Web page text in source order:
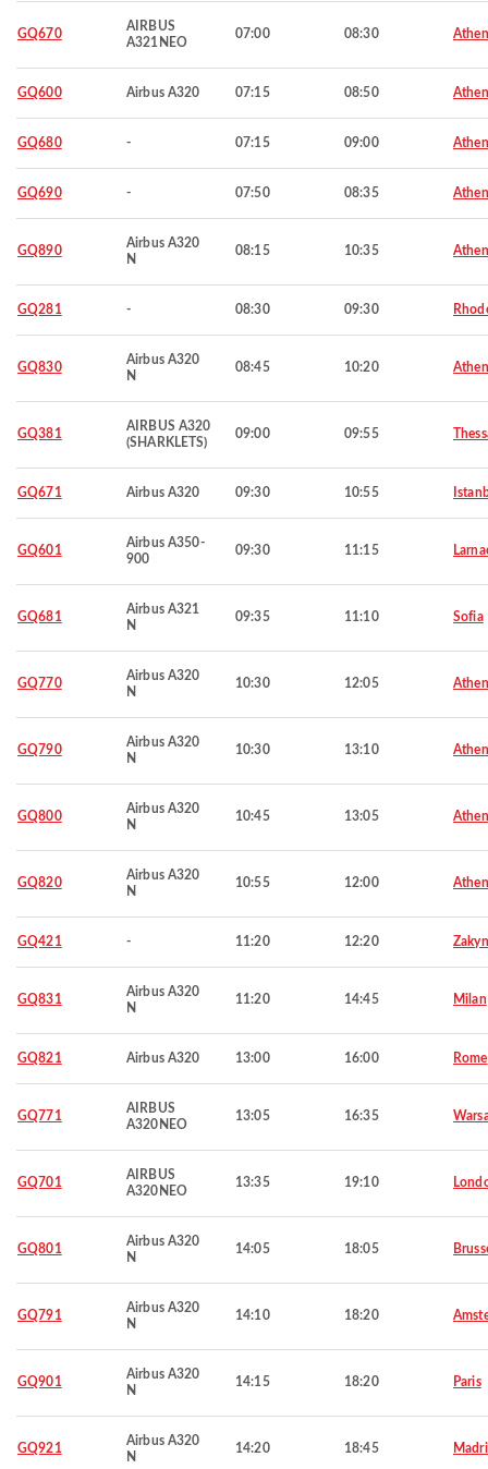
GQ670
AIRBUS
A321NEO
07:00 08:30
GQ600 Airbus A320 07:15 08:50
GQ680 - 07:15 09:00
GQ690 - 07:50 08:35
GQ890
Airbus A320
N
08:15 10:35
GQ281 - 08:30 09:30
GQ830
Airbus A320
N
08:45 10:20
GQ381
AIRBUS A320
(SHARKLETS)
09:00 09:55
GQ671 Airbus A320 09:30 10:55
GQ601
Airbus A350-
900
09:30 11:15
GQ681
Airbus A321
N
09:35 11:10 Sofia
GQ770
Airbus A320
N
10:30 12:05
GQ790
Airbus A320
N
10:30 13:10
GQ800
Airbus A320
N
10:45 13:05
GQ820
Airbus A320
N
10:55 12:00
GQ421 - 11:20 12:20
GQ831
Airbus A320
N
11:20 14:45 Milan
GQ821 Airbus A320 13:00 16:00 Rome
GQ771
AIRBUS
A320NEO
13:05 16:35
GQ701
AIRBUS
A320NEO
13:35 19:10
GQ801
Airbus A320
N
14:05 18:05
GQ791
Airbus A320
N
14:10 18:20
GQ901
Airbus A320
N
14:15 18:20 Paris
GQ921
Airbus A320
N
14:20 18:45